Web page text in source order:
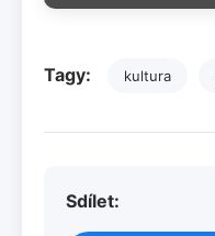
Tagy: kultura
Sdílet: